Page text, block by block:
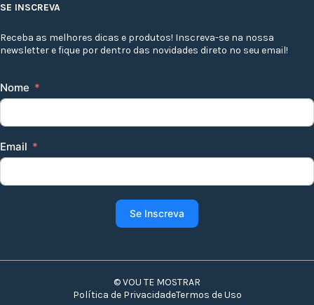
SE INSCREVA
Receba as melhores dicas e produtos! Inscreva-se na nossa
newsletter e fique por dentro das novidades direto no seu email!
Nome
Email
Se Inscreva
© VOU TE MOSTRAR
Política de PrivacidadeTermos de Uso